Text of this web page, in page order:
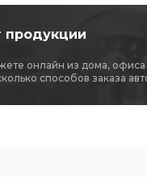
продукции
онлайн из дома,
способов заказа